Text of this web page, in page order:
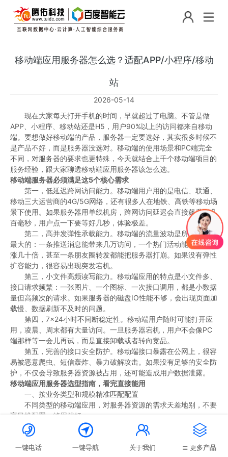
移动端应用服务器怎么选？适配APP/小程序/移动
站
2026-05-14
现在大家每天打开手机的时间，早就超过了电脑。不管是做
APP、小程序、移动站还是H5，用户90%以上的访问都来自移动
端。要想做好移动端的产品，服务器一定要选好，其实很多时候不
是产品不好，而是服务器没选对。移动端的使用场景和PC端完全
不同，对服务器的要求也更特殊，今天就结合上千个移动端项目的
服务经验，跟大家聊透移动端应用服务器该怎么选。
移动端服务器必须满足这5个核心需求
第一，低延迟跨网访问能力。移动端用户用的是电信、联通、
移动三大运营商的4G/5G网络，还有很多人在地铁、高铁等移动场
景下使用。如果服务器用单线机房，跨网访问延迟会直接飙升到几
百毫秒，用户点一下要等好几秒，体验极差。
第二，高并发弹性承载能力。移动端的流量波动是所有场景里
最大的：一条推送消息能带来几万访问，一个热门活动能让流量暴
涨几十倍，甚至一条朋友圈转发都能把服务器打崩。如果没有弹性
扩容能力，很容易出现突发宕机。
第三，小文件高频读写能力。移动端应用的特点是小文件多、
接口请求频繁：一张图片、一个图标、一次接口调用，都是小数据
量但高频次的请求。如果服务器的磁盘IO性能不够，会出现页面加
载慢、数据刷新不及时的问题。
第四，7×24小时不间断稳定性。移动端用户随时可能打开应
用，凌晨、周末都有大量访问。一旦服务器宕机，用户不会像PC
端那样等一会儿再试，而是直接卸载或者转向竞品。
第五，完善的接口安全防护。移动端接口暴露在公网上，很容
易被恶意爬虫、短信轰炸、暴力破解攻击。如果没有足够的安全防
护，不仅会导致服务器资源被占用，还可能造成用户数据泄露。
移动端应用服务器选型指南，看完直接能用
一、按业务类型和规模精准匹配配置
不同类型的移动端应用，对服务器资源的需求天差地别，不要
盲目堆配置，够用就好：
展示型应用：企业移动站、产品展示小程序、资讯类APP，以
图文展示为主，交互少。
初创期（日均访问1万以内）：2核4G CPU、100G SSD硬

一键电话

一键导航

关于我们

更多产品